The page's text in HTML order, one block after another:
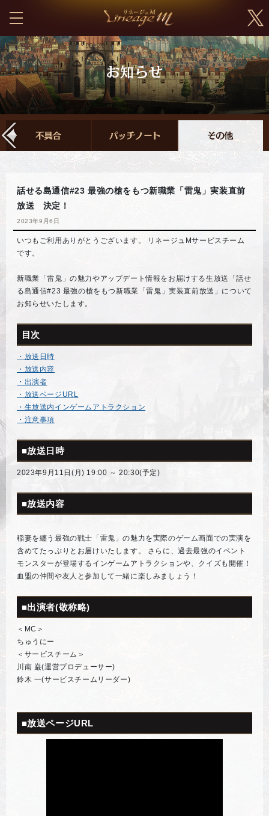
話せる島通信#23 最強の槍をもつ新職業「雷鬼」実装直前
放送 決定！
2023年9月6日
いつもご利用ありがとうございます。 リネージュMサービスチーム
です。
新職業「雷鬼」の魅力やアップデート情報をお届けする生放送「話せ
る島通信#23 最強の槍をもつ新職業「雷鬼」実装直前放送」について
お知らせいたします。
目次
・放送日時
・放送内容
・出演者
・放送ページURL
・生放送内インゲームアトラクション
・注意事項
■放送日時
2023年9月11日(月) 19:00 ～ 20:30(予定)
■放送内容
稲妻を纏う最強の戦士「雷鬼」の魅力を実際のゲーム画面での実演を
含めてたっぷりとお届けいたします。 さらに、過去最強のイベント
モンスターが登場するインゲームアトラクションや、クイズも開催！
血盟の仲間や友人と参加して一緒に楽しみましょう！
■出演者(敬称略)
＜MC＞
ちゅうにー
＜サービスチーム＞
川南 巌(運営プロデューサー)
鈴木 一(サービスチームリーダー)
■放送ページURL